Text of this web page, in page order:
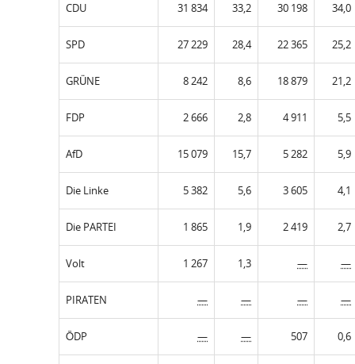
CDU 31 834 33,2 30 198 34,0
SPD 27 229 28,4 22 365 25,2
GRÜNE 8 242 8,6 18 879 21,2
FDP 2 666 2,8 4 911 5,5
AfD 15 079 15,7 5 282 5,9
Die Linke 5 382 5,6 3 605 4,1
Die PARTEI 1 865 1,9 2 419 2,7
Volt 1 267 1,3 — —
PIRATEN — — — —
ÖDP — — 507 0,6